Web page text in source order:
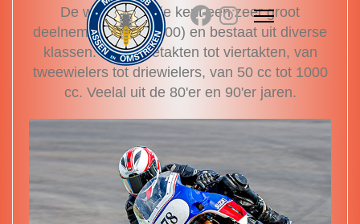
De wedstrijdserie kent een zeer groot
deelnemersveld (> 500) en bestaat uit diverse
klassen. Van tweetakten tot viertakten, van
tweewielers tot driewielers, van 50 cc tot 1000
cc. Veelal uit de 80'er en 90'er jaren.